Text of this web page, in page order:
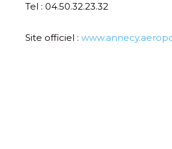
Tel : 04.50.32.23.32
Site officiel :